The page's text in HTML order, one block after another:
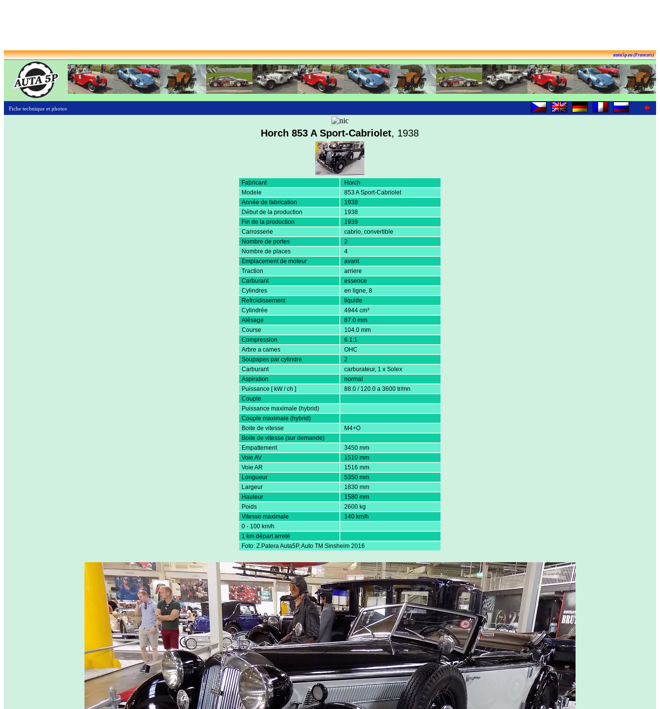
auta5p.eu (Francais)
Fiche technique et photos
Horch 853 A Sport-Cabriolet, 1938
Fabricant
Horch
Modele
853 A Sport-Cabriolet
Année de fabrication
1938
Début de la production
1938
Fin de la production
1939
Carrosserie
cabrio, convertible
Nombre de portes
2
Nombre de places
4
Emplacement de moteur
avant
Traction
arriere
Carburant
essence
Cylindres
en ligne, 8
Refroidissement
liquide
Cylindrée
4944 cm³
Alésage
87.0 mm
Course
104.0 mm
Compression
6.1:1
Arbre a cames
OHC
Soupapes par cylindre
2
Carburant
carburateur, 1 x Solex
Aspiration
normal
Puissance [ kW / ch ]
88.0 / 120.0 a 3600 tr/mn
Couple
Puissance maximale (hybrid)
Couple maximale (hybrid)
Boite de vitesse
M4+O
Boite de vitesse (sur demande)
Empattement
3450 mm
Voie AV
1510 mm
Voie AR
1516 mm
Longueur
5350 mm
Largeur
1830 mm
Hauteur
1580 mm
Poids
2600 kg
Vitesse maximale
140 km/h
0 - 100 km/h
1 km départ arreté
Foto: Z.Patera Auta5P, Auto TM Sinsheim 2016